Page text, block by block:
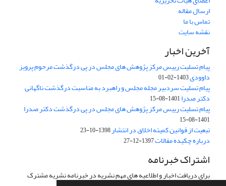
ارسال مقاله
تماس با ما
نقشه سایت
آخرین اخبار
پیام تسلیت رییس مرکز پژوهش های مجلس در پی درگذشت مرحوم پرویز
داوودی1403-02-01
پیام تسلیت سردبیر مجله مجلس و راهبرد به مناسبت درگذشت ناگهانی
دکتر صدرا1401-08-15
پیام تسلیت رییس مرکز پژوهش های مجلس در پی درگذشت دکتر صدرا
1401-08-15
تبعیت از قوانین کمیته اخلاق در انتشار1398-10-23
درباره چکیده مقالات1397-12-27
اشتراک خبرنامه
برای دریافت اخبار و اطلاعیه های مهم نشریه در خبرنامه نشریه مشترک